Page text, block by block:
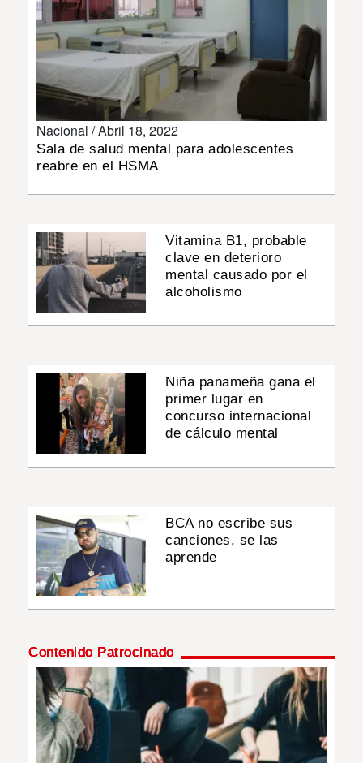
IMPRESO
Nacional /Abril 18, 2022
Sala de salud mental para adolescentes
reabre en el HSMA
Vitamina B1, probable
clave en deterioro
mental causado por el
alcoholismo
Niña panameña gana el
primer lugar en
concurso internacional
de cálculo mental
BCA no escribe sus
canciones, se las
aprende
Contenido Patrocinado